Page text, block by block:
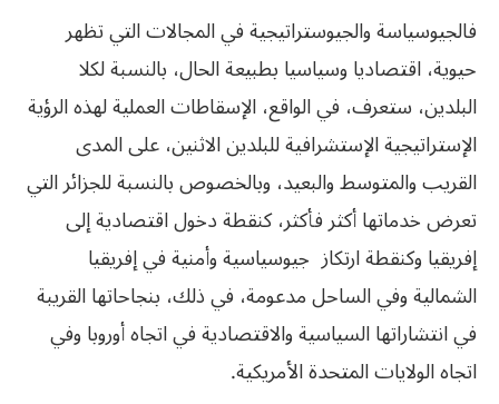
فالجيوسياسة والجيوستراتيجية في المجالات التي تظهر
حيوية، اقتصاديا وسياسيا بطبيعة الحال، بالنسبة لكلا
البلدين، ستعرف، في الواقع، الإسقاطات العملية لهذه الرؤية
الإستراتيجية الإستشرافية للبلدين الاثنين، على المدى
القريب والمتوسط والبعيد، وبالخصوص بالنسبة للجزائر التي
تعرض خدماتها أكثر فأكثر، كنقطة دخول اقتصادية إلى
إفريقيا وكنقطة ارتكاز جيوسياسية وأمنية في إفريقيا
الشمالية وفي الساحل مدعومة، في ذلك، بنجاحاتها القريبة
في انتشاراتها السياسية والاقتصادية في اتجاه أوروبا وفي
اتجاه الولايات المتحدة الأمريكية.